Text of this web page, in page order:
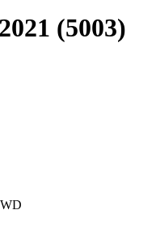
(5003)